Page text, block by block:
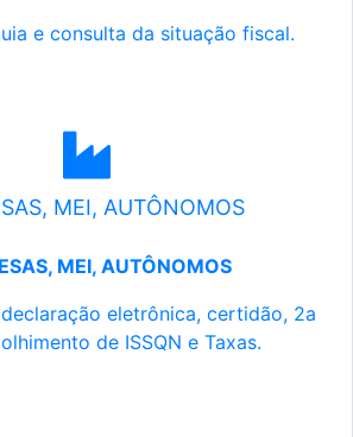
e consulta da situação fiscal.
MEI, AUTÔNOMOS
MEI, AUTÔNOMOS
eletrônica, certidão, 2a
de ISSQN e Taxas.